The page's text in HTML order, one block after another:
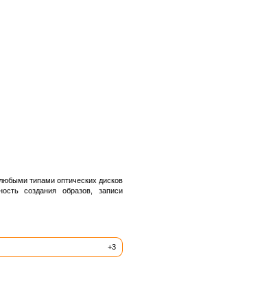
типами оптических дисков
создания образов, записи
+3